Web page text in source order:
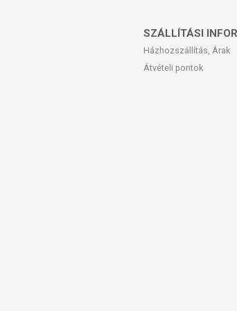
Jóindulatú
Alacsony libidó
Húgyúti
SZÁLLÍTÁSI
Házhozszállítás, Árak
Átvételi pontok